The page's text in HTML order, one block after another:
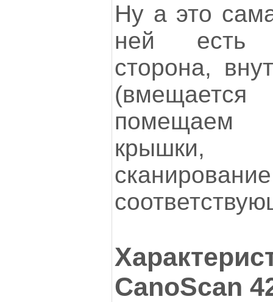
Ну а это
ней есть
сторона,
помещаем
CanoScan